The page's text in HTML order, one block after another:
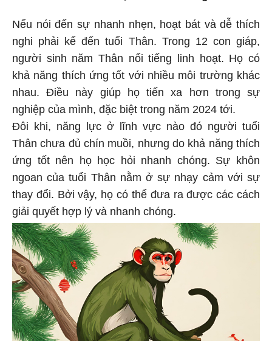
Nếu nói đến sự nhanh nhẹn, hoạt bát và dễ thích
nghi phải kể đến tuổi Thân. Trong 12 con giáp,
người sinh năm Thân nổi tiếng linh hoạt. Họ có
khả năng thích ứng tốt với nhiều môi trường khác
nhau. Điều này giúp họ tiến xa hơn trong sự
nghiệp của mình, đặc biệt trong năm 2024 tới.
Đôi khi, năng lực ở lĩnh vực nào đó người tuổi
Thân chưa đủ chín muồi, nhưng do khả năng thích
ứng tốt nên họ học hỏi nhanh chóng. Sự khôn
ngoan của tuổi Thân nằm ở sự nhạy cảm với sự
thay đổi. Bởi vậy, họ có thể đưa ra được các cách
giải quyết hợp lý và nhanh chóng.